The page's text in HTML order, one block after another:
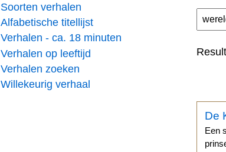
Soorten verhalen
Alfabetische titellijst
Verhalen - ca. 18 minuten
Verhalen op leeftijd
Verhalen zoeken
Willekeurig verhaal
De
Een